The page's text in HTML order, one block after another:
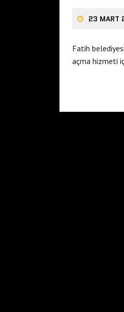
23 MART
Fatih
açma hizmeti